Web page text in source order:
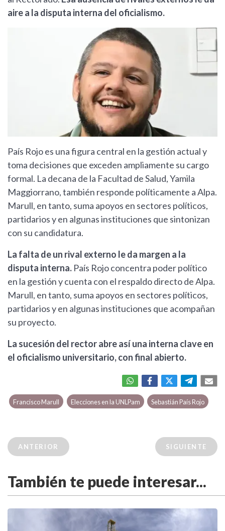
aire a la disputa interna del oficialismo.
País Rojo es una figura central en la gestión actual y
toma decisiones que exceden ampliamente su cargo
formal. La decana de la Facultad de Salud, Yamila
Maggiorrano, también responde políticamente a Alpa.
Marull, en tanto, suma apoyos en sectores políticos,
partidarios y en algunas instituciones que sintonizan
con su candidatura.
La falta de un rival externo le da margen a la
disputa interna. País Rojo concentra poder político
en la gestión y cuenta con el respaldo directo de Alpa.
Marull, en tanto, suma apoyos en sectores políticos,
partidarios y en algunas instituciones que acompañan
su proyecto.
La sucesión del rector abre así una interna clave en
el oficialismo universitario, con final abierto.
Francisco Marull Elecciones en la UNLPam Sebastián País Rojo
ANTERIOR SIGUIENTE
También te puede interesar...